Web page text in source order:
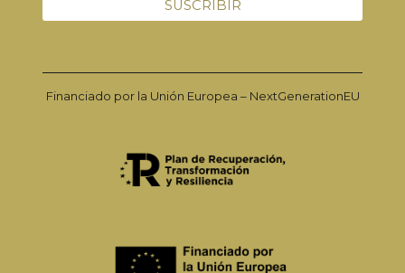
Financiado por la Unión Europea – NextGenerationEU